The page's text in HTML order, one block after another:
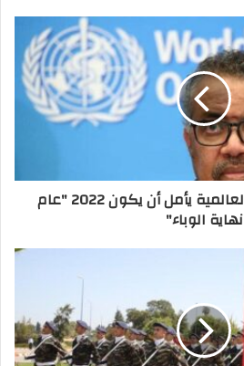
مدير منظمة الصحة العالمية يأمل أن يكون 2022 "عام
نهاية الوباء"